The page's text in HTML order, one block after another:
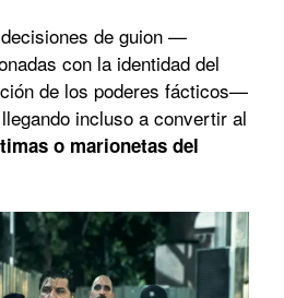
de guion —
con la identidad del
de los poderes fácticos—
incluso a convertir al
o marionetas del